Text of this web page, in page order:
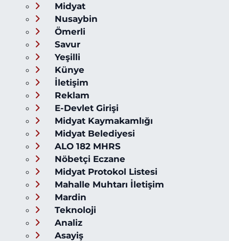
Midyat
Nusaybin
Ömerli
Savur
Yeşilli
Künye
İletişim
Reklam
E-Devlet Girişi
Midyat Kaymakamlığı
Midyat Belediyesi
ALO 182 MHRS
Nöbetçi Eczane
Midyat Protokol Listesi
Mahalle Muhtarı İletişim
Mardin
Teknoloji
Analiz
Asayiş